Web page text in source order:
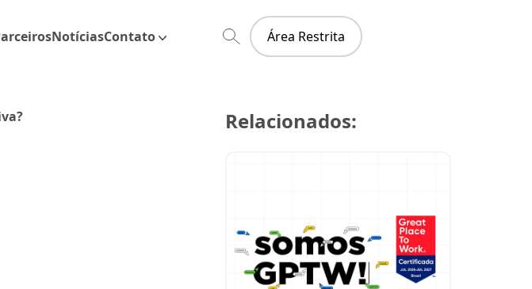
NotíciasContato Área Restrita
Relacionados: